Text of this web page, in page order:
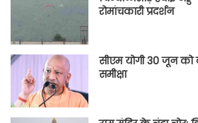
रोमांचकारी प्रदर्शन
सीएम योगी 30 जून
समीक्षा